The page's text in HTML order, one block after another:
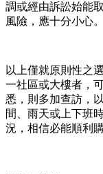
調或經由訴訟始能
風險，應十分小心。
以上僅就原則性之
一社區或大樓者，
悉，則多加查訪，
間、雨天或上下班
況，相信必能順利